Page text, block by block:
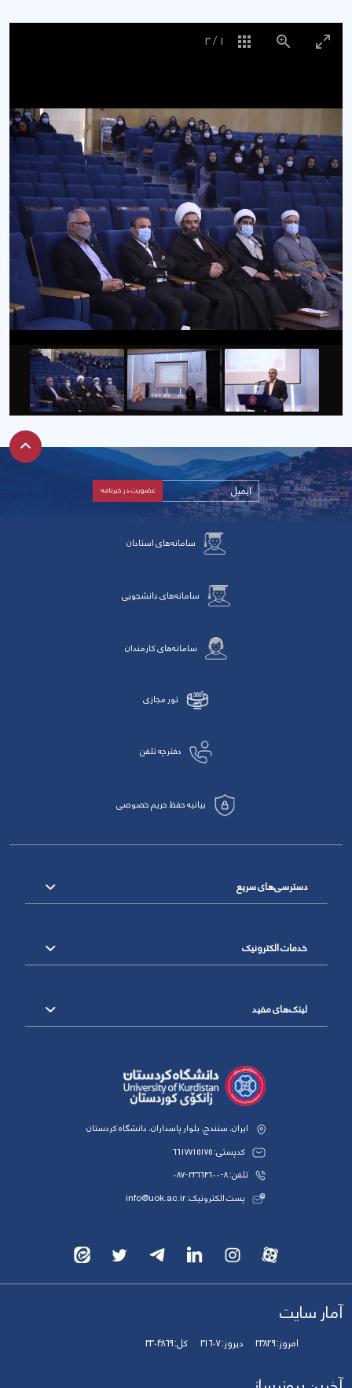
1
/
3
سامانه‌های استادان
سامانه‌های دانشجویی
سامانه‌های کارمندان
تور مجازی
دفترچه تلفن
بیانیه حفظ حریم خصوصی
دسترسی‌های سریع
خدمات الکترونیک
لینک‌های مفید
ایران، سنندج، بلوار پاسداران، دانشگاه کردستان
کدپستی: 6617715175
تلفن: 8-33664600-087
پست الکترونیک: info@uok.ac.ir
آمار سایت
امروز:23829 دیروز:31607 کل:3304869